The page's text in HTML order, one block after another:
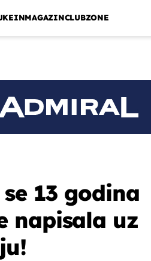
INMAGAZINCLUBZONE
13 godina
napisala uz